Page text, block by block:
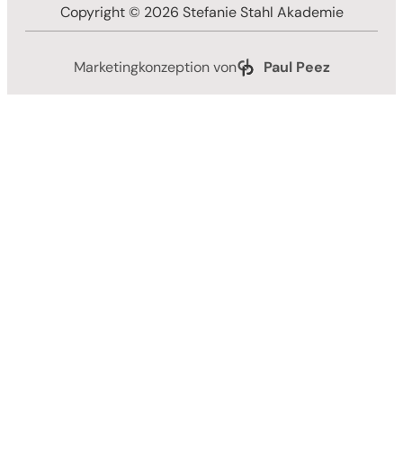
Copyright © 2026 Stefanie Stahl Akademie
Marketingkonzeption von Paul Peez